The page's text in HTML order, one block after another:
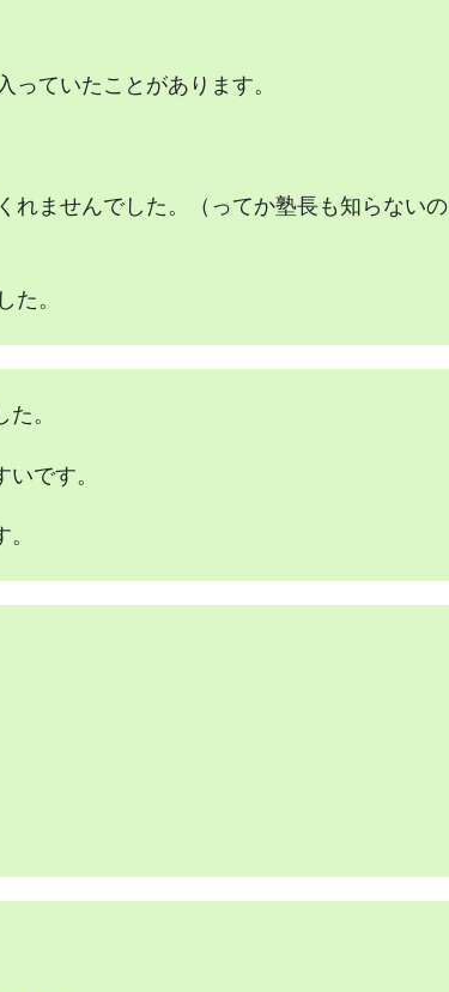
ていたことがあります。
れませんでした。（ってか塾長も知らないの
た。
。
です。